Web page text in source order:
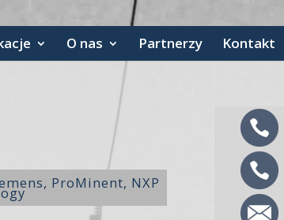
O nas Partnerzy Kontakt
ProMinent, NXP